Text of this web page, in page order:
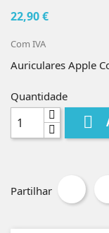
22,90 €
Com IVA
Auriculares Apple
Quantidade

Partilhar